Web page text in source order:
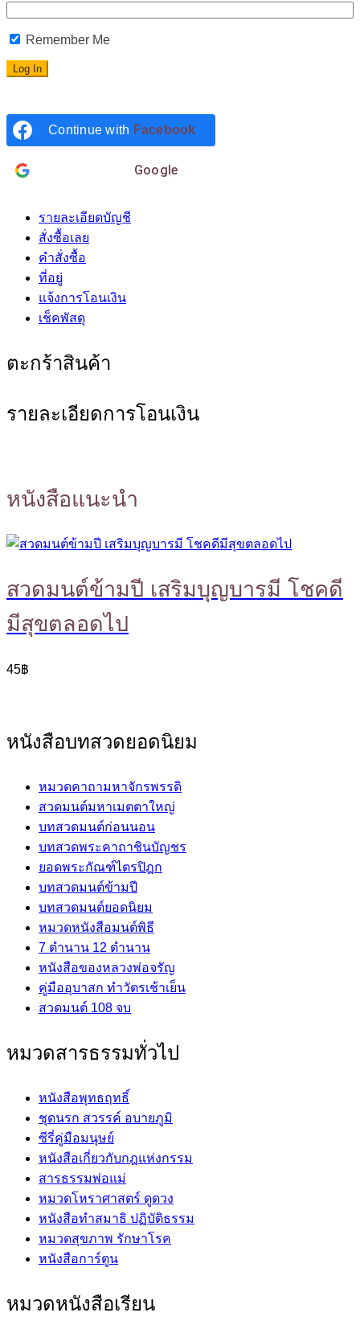
Remember Me
Continue with Facebook
Google
รายละเอียดบัญชี
สั่งซื้อเลย
คำสั่งซื้อ
ที่อยู่
แจ้งการโอนเงิน
เช็คพัสดุ
ตะกร้าสินค้า
รายละเอียดการโอนเงิน
หนังสือแนะนำ
สวดมนต์ข้ามปี เสริมบุญบารมี โชคดี
มีสุขตลอดไป
45฿
หนังสือบทสวดยอดนิยม
หมวดคาถามหาจักรพรรดิ
สวดมนต์มหาเมตตาใหญ่
บทสวดมนต์ก่อนนอน
บทสวดพระคาถาชินบัญชร
ยอดพระกัณฑ์ไตรปิฎก
บทสวดมนต์ข้ามปี
บทสวดมนต์ยอดนิยม
หมวดหนังสือมนต์พิธี
7 ตำนาน 12 ตำนาน
หนังสือของหลวงพ่อจรัญ
คู่มืออุบาสก ทำวัตรเช้าเย็น
สวดมนต์ 108 จบ
หมวดสารธรรมทั่วไป
หนังสือพุทธฤทธิ์
ชุดนรก สวรรค์ อบายภูมิ
ซีรี่คู่มือมนุษย์
หนังสือเกี่ยวกับกฎแห่งกรรม
สารธรรมพ่อแม่
หมวดโหราศาสตร์ ดูดวง
หนังสือทำสมาธิ ปฏิบัติธรรม
หมวดสุขภาพ รักษาโรค
หนังสือการ์ตูน
หมวดหนังสือเรียน